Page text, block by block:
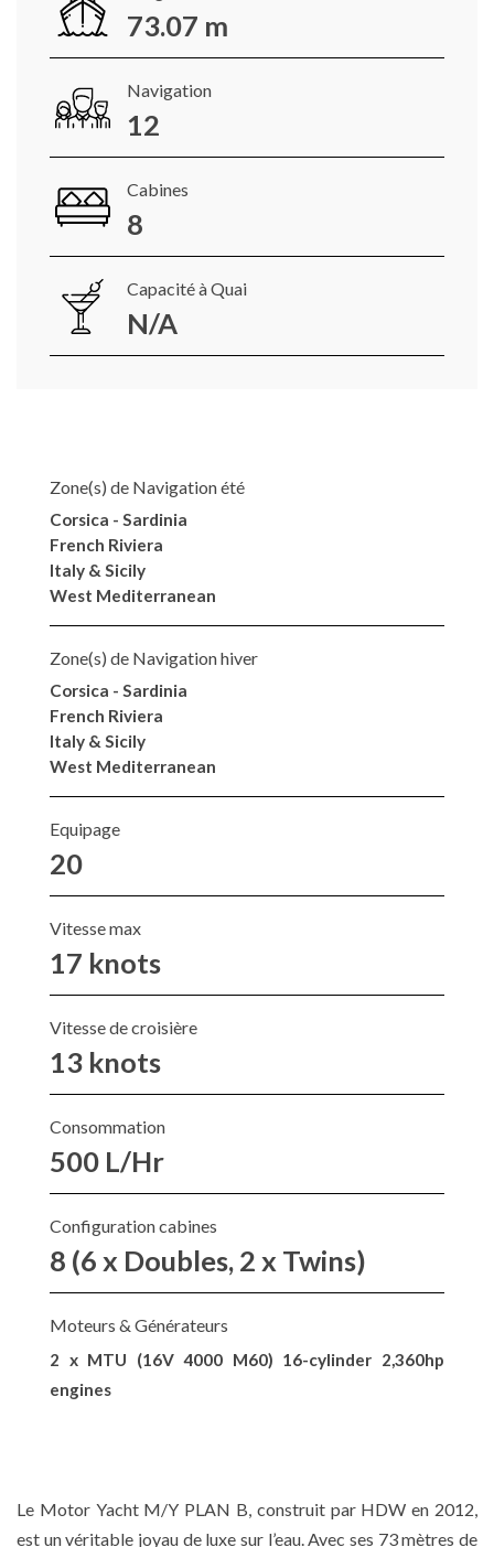
73.07 m
Navigation
12
Cabines
8
Capacité à Quai
N/A
Zone(s) de Navigation été
Corsica - Sardinia
French Riviera
Italy & Sicily
West Mediterranean
Zone(s) de Navigation hiver
Corsica - Sardinia
French Riviera
Italy & Sicily
West Mediterranean
Equipage
20
Vitesse max
17 knots
Vitesse de croisière
13 knots
Consommation
500 L/Hr
Configuration cabines
8 (6 x Doubles, 2 x Twins)
Moteurs & Générateurs
2 x MTU (16V 4000 M60) 16-cylinder 2,360hp
engines
Le Motor Yacht M/Y PLAN B, construit par HDW en 2012,
est un véritable joyau de luxe sur l’eau. Avec ses 73 mètres de